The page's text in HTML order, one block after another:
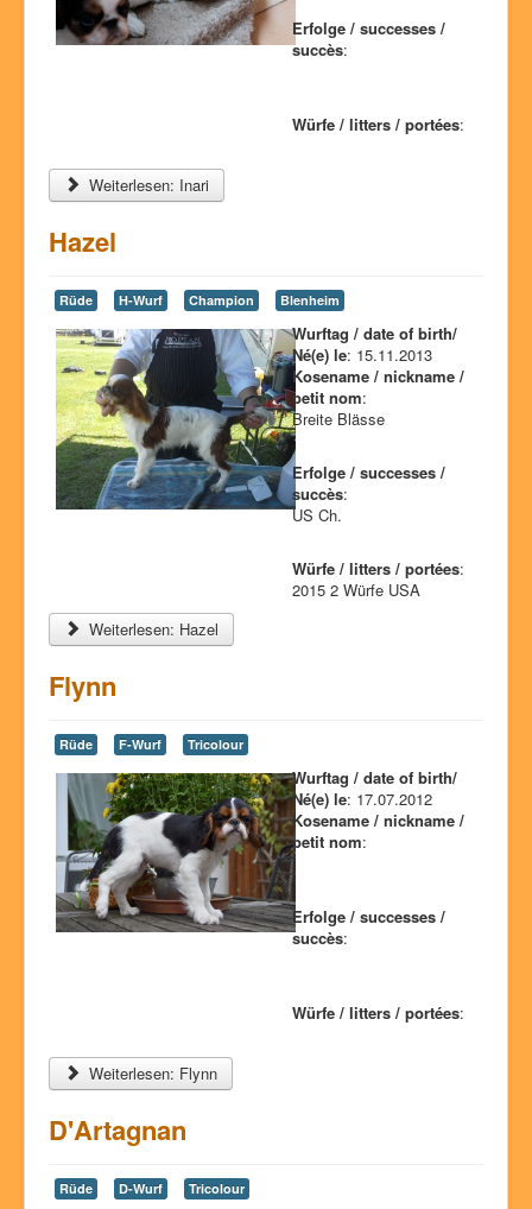
Fotos
Erfolge / successes /
succès:
Würfe / litters / portées:
Weiterlesen: Inari
Hazel
Rüde H-Wurf Champion Blenheim
Wurftag / date of birth/
Né(e) le: 15.11.2013
Kosename / nickname /
petit nom:
Breite Blässe
Erfolge / successes /
succès:
US Ch.
Würfe / litters / portées:
2015 2 Würfe USA
Weiterlesen: Hazel
Flynn
Rüde F-Wurf Tricolour
Wurftag / date of birth/
Né(e) le: 17.07.2012
Kosename / nickname /
petit nom:
Erfolge / successes /
succès:
Würfe / litters / portées:
Weiterlesen: Flynn
D'Artagnan
Rüde D-Wurf Tricolour